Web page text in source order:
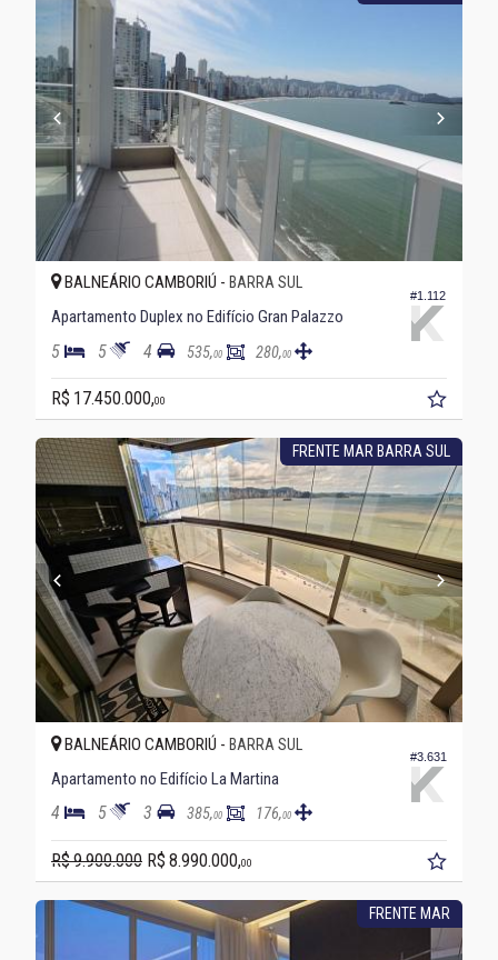
#1.112
BALNEÁRIO CAMBORIÚ - BARRA SUL
Apartamento Duplex no Edifício Gran Palazzo
5 5 4 535,00 280,00
R$ 17.450.000,00
FRENTE MAR BARRA SUL
#3.631
BALNEÁRIO CAMBORIÚ - BARRA SUL
Apartamento no Edifício La Martina
4 5 3 385,00 176,00
R$ 9.900.000 R$ 8.990.000,00
FRENTE MAR